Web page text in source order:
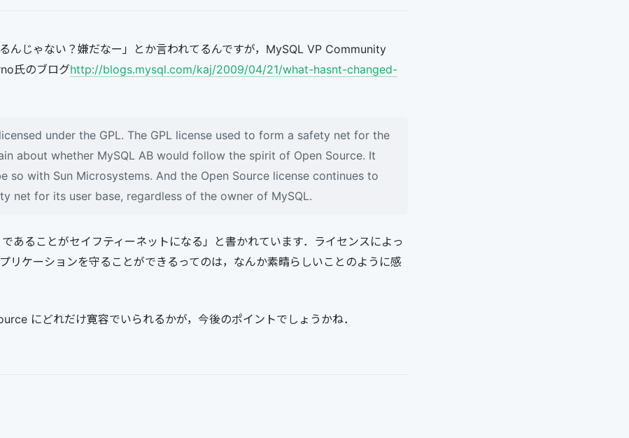
んじゃない？嫌だなー」とか言われてるんですが，MySQL VP Community
氏のブログhttp://blogs.mysql.com/kaj/2009/04/21/what-hasnt-changed-
under the GPL. The GPL license used to form a safety net for the
about whether MySQL AB would follow the spirit of Open Source. It
so with Sun Microsystems. And the Open Source license continues to
net for its user base, regardless of the owner of MySQL.
であることがセイフティーネットになる」と書かれています．ライセンスによっ
リケーションを守ることができるってのは，なんか素晴らしいことのように感
にどれだけ寛容でいられるかが，今後のポイントでしょうかね．